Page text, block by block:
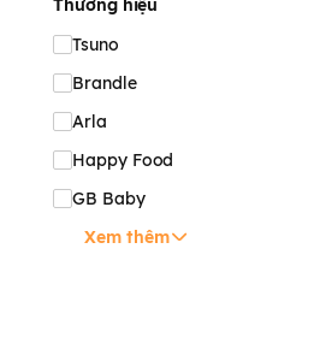
Thương hiệu
Tsuno
Brandle
Arla
Happy Food
GB Baby
Xem thêm